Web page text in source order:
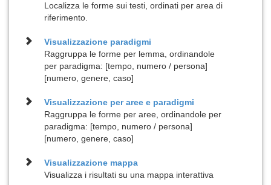
Localizza le forme sui testi, ordinati per area di
riferimento.
Visualizzazione paradigmi
Raggruppa le forme per lemma, ordinandole
per paradigma: [tempo, numero / persona]
[numero, genere, caso]
Visualizzazione peraree e paradigmi
Raggruppa le forme per aree, ordinandole per
paradigma: [tempo, numero / persona]
[numero, genere, caso]
Visualizzazione mappa
Visualizza i risultati su una mappa interattiva